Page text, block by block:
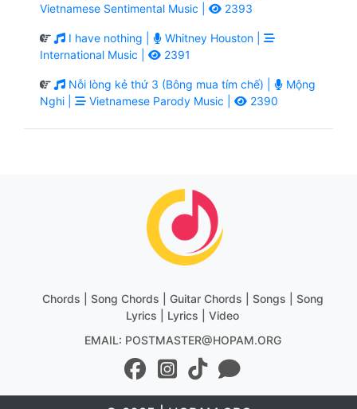
Vietnamese Sentimental Music |
2393
I have nothing |
Whitney Houston |
International Music |
2391
Nỗi lòng kẻ thứ 3 (Bông mua tím chế) |
Mộng
Nghi |
Vietnamese Parody Music | 2390
Chords | Song Chords | Guitar Chords | Songs | Song
Lyrics | Lyrics | Video
EMAIL: POSTMASTER@HOPAM.ORG